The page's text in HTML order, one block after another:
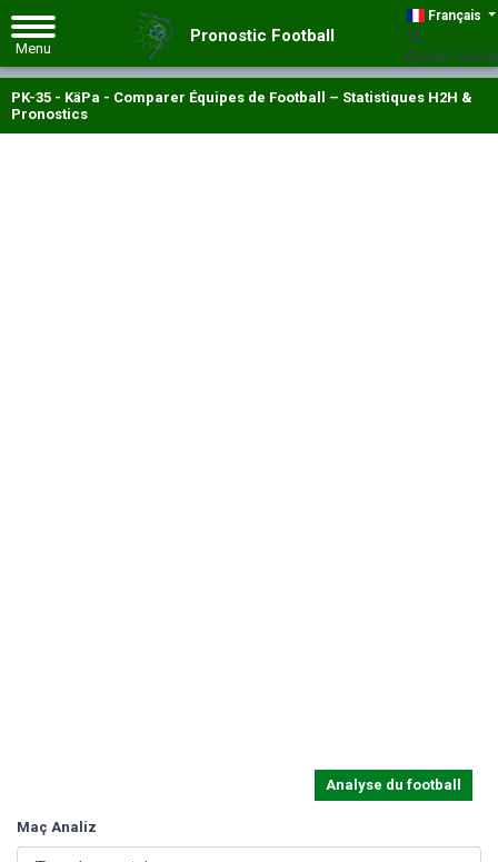
Français
GMT +00:00
Pronostic Football
PK-35 - KäPa - Comparer Équipes de Football – Statistiques H2H &
Pronostics
Analyse du football
Maç Analiz